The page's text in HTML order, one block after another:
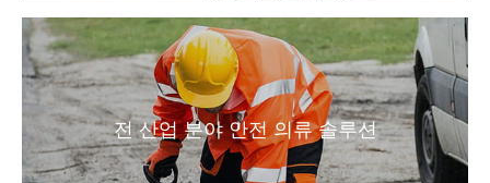
전 산업 분야 안전 의류 솔루션